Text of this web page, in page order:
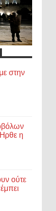
στην
η
ούτε